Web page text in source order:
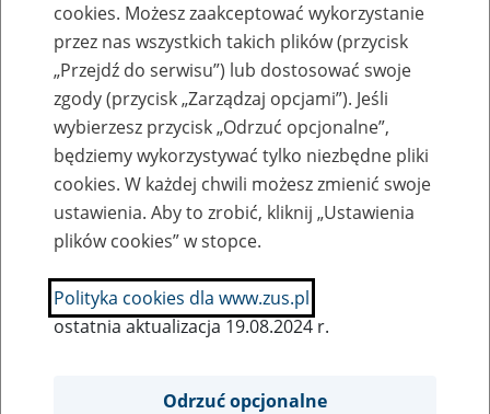
Baza zlikwidowanych lub
przekształconych zakładów pracy
Nazwa zakładu pracy:
SZUKAJ
cookies. Możesz zaakceptować wykorzystanie
przez nas wszystkich takich plików (przycisk
„Przejdź do serwisu”) lub dostosować swoje
zgody (przycisk „Zarządzaj opcjami”). Jeśli
wybierzesz przycisk „Odrzuć opcjonalne”,
będziemy wykorzystywać tylko niezbędne pliki
cookies. W każdej chwili możesz zmienić swoje
ustawienia. Aby to zrobić, kliknij „Ustawienia
plików cookies” w stopce.
Polityka cookies dla www.zus.pl
ostatnia aktualizacja 19.08.2024 r.
Odrzuć opcjonalne